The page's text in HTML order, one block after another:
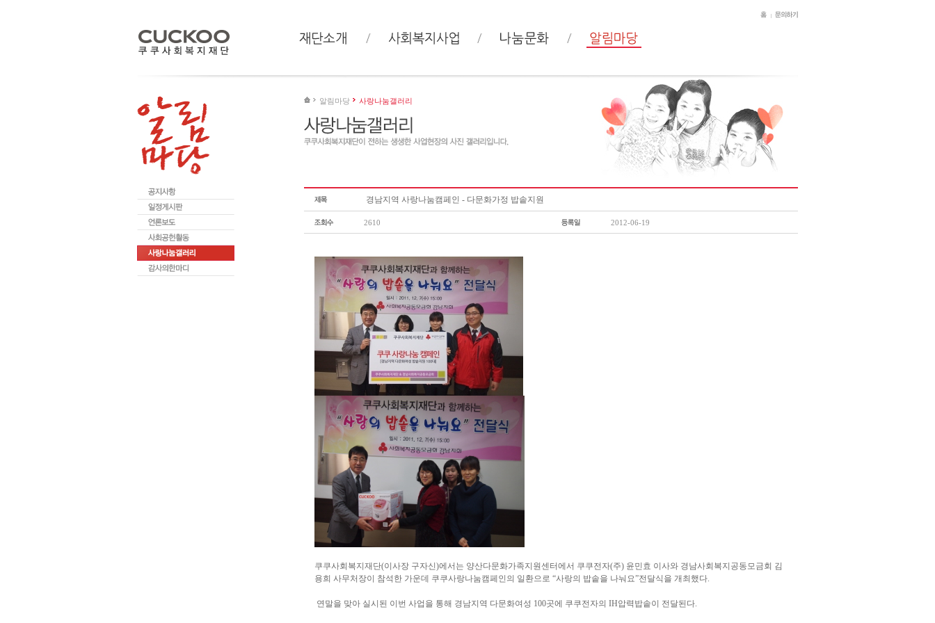
알림마당 사랑나눔갤러리
경남지역 사랑나눔캠페인 - 다문화가정 밥솥지원
2610 2012-06-19
쿠쿠사회복지재단(이사장 구자신)에서는 양산다문화가족지원센터에서 쿠쿠전자(주) 윤민효 이사와 경남사회복지공동모금회 김
용희 사무처장이 참석한 가운데 쿠쿠사랑나눔캠페인의 일환으로 “사랑의 밥솥을 나눠요”전달식을 개최했다.
연말을 맞아 실시된 이번 사업을 통해 경남지역 다문화여성 100곳에 쿠쿠전자의 IH압력밥솥이 전달된다.